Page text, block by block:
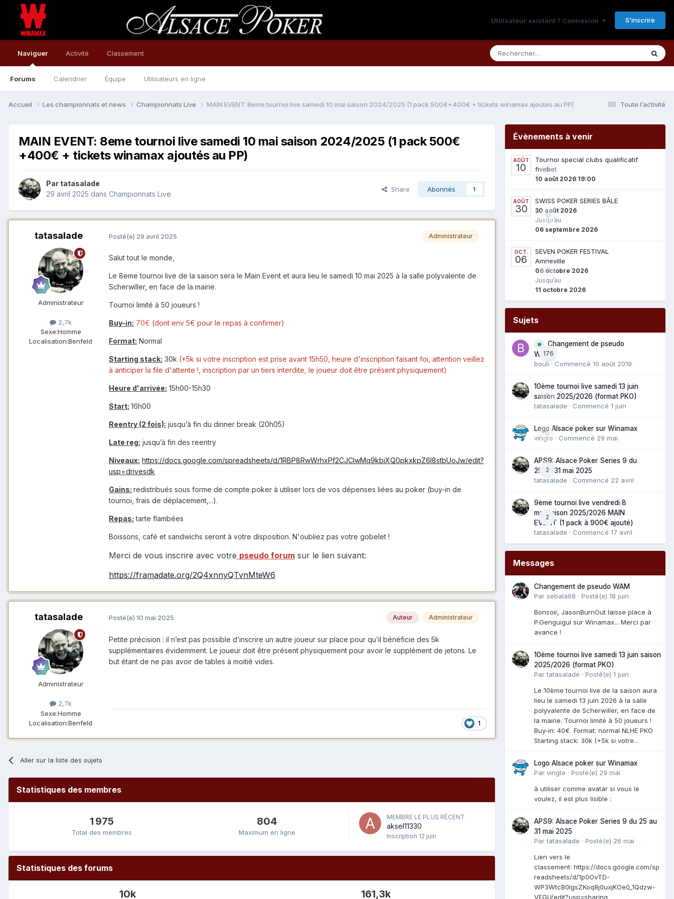
Utilisateur existant ? Connexion S’inscrire
Naviguer
Forums Calendrier Équipe Utilisateurs en ligne
Activité Classement
Toute l’activité
Accueil Les championnats et news Championnats Live MAIN EVENT: 8eme tournoi live samedi 10 mai saison 2024/2025 (1 pack 500€+400€ + tickets winamax ajoutés au PP)
MAIN EVENT: 8eme tournoi live samedi 10 mai saison 2024/2025 (1 pack 500€
+400€ + tickets winamax ajoutés au PP)
Par tatasalade
29 avril 2025 dans Championnats Live
Share Abonnés 1
tatasalade
Administrateur
2,7k
Sexe:Homme
Localisation:Benfeld
Administrateur
Posté(e) 29 avril 2025
Salut tout le monde,
Le 8eme tournoi live de la saison sera le Main Event et aura lieu le samedi 10 mai 2025 à la salle polyvalente de
Scherwiller, en face de la mairie.
Tournoi limité à 50 joueurs !
Buy-in: 70€ (dont env 5€ pour le repas à confirmer)
Format: Normal
Starting stack: 30k (+5k si votre inscription est prise avant 15h50, heure d'inscription faisant foi, attention veillez
à anticiper la file d'attente !, inscription par un tiers interdite, le joueur doit être présent physiquement)
Heure d'arrivée: 15h00-15h30
Start: 16h00
Reentry (2 fois): jusqu’à fin du dinner break (20h05)
Late reg: jusqu’à fin des reentry
Niveaux: https://docs.google.com/spreadsheets/d/1RBP8RwWrhxPf2CJCIwMq9kbiXQ0pkxkpZ6l8stbUoJw/edit?
usp=drivesdk
Gains: redistribués sous forme de compte poker à utiliser lors de vos dépenses liées au poker (buy-in de
tournoi, frais de déplacement,...).
Repas: tarte flambées
Boissons, café et sandwichs seront à votre disposition. N'oubliez pas votre gobelet !
Merci de vous inscrire avec votre pseudo forum sur le lien suivant:
https://framadate.org/2Q4xnnyQTvnMteW6
tatasalade
Administrateur
2,7k
Sexe:Homme
Localisation:Benfeld
Auteur Administrateur
Posté(e) 10 mai 2025
Petite précision : il n’est pas possible d’inscrire un autre joueur sur place pour qu’il bénéficie des 5k
supplémentaires évidemment. Le joueur doit être présent physiquement pour avoir le supplément de jetons. Le
but étant de ne pas avoir de tables à moitié vides.
1
Aller sur la liste des sujets
Statistiques des membres
1 975
Total des membres
804
Maximum en ligne
MEMBRE LE PLUS RÉCENT
aksel11330
Inscription 12 juin
Statistiques des forums
10k 161,3k
Évènements à venir
AOÛT
10 0
Tournoi special clubs qualificatif
fivebet
10 août 2026 19:00
AOÛT
30
0
SWISS POKER SERIES BÂLE
30 août 2026
Jusqu’au
06 septembre 2026
OCT.
06
0
SEVEN POKER FESTIVAL
Amneville
06 octobre 2026
Jusqu’au
11 octobre 2026
Sujets
176
Changement de pseudo
WAM
bouli · Commencé 10 août 2019
0
10ème tournoi live samedi 13 juin
saison 2025/2026 (format PKO)
tatasalade · Commencé 1 juin
0
Logo Alsace poker sur Winamax
vingte · Commencé 29 mai
2
APS9: Alsace Poker Series 9 du
25 au 31 mai 2025
tatasalade · Commencé 22 avril
2
9ème tournoi live vendredi 8
mai saison 2025/2026 MAIN
EVENT (1 pack à 900€ ajouté)
tatasalade · Commencé 17 avril
Messages
Changement de pseudo WAM
Par sebala68 · Posté(e) 18 juin
Bonsoir, JasonBurnOut laisse place à
P.Genguigui sur Winamax... Merci par
avance !
10ème tournoi live samedi 13 juin saison
2025/2026 (format PKO)
Partatasalade · Posté(e) 1 juin
Le 10ème tournoi live de la saison aura
lieu le samedi 13 juin 2026 à la salle
polyvalente de Scherwiller, en face de
la mairie. Tournoi limité à 50 joueurs !
Buy-in: 40€ Format: normal NLHE PKO
Starting stack: 30k (+5k si votre...
Logo Alsace poker sur Winamax
Par vingte · Posté(e) 29 mai
à utiliser comme avatar si vous le
voulez, il est plus lisible :
APS9: Alsace Poker Series 9 du 25 au
31 mai 2025
Partatasalade · Posté(e) 26 mai
Lien vers le
classement: https://docs.google.com/sp
readsheets/d/1p0OvTD-
WP3WtcB0lgsZKoq8j0uxjKOe0_1Qdzw-
VFGU/edit?usp=sharing